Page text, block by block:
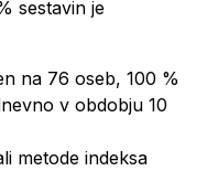
sestavin je
na 76 oseb, 100 %
v obdobju 10
metode indeksa